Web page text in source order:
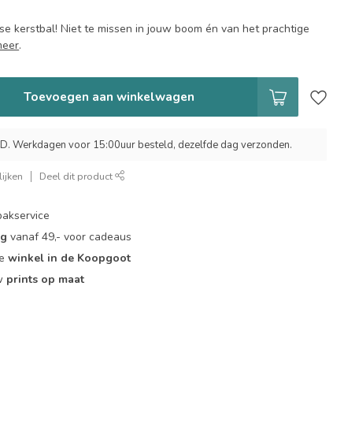
kerstbal! Niet te missen in jouw boom én van het prachtige
.
Toevoegen aan winkelwagen
Werkdagen voor 15:00uur besteld, dezelfde dag verzonden.
Deel dit product
vanaf 49,- voor cadeaus
winkel in de Koopgoot
prints op maat